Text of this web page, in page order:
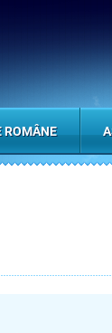
ROMÂNE